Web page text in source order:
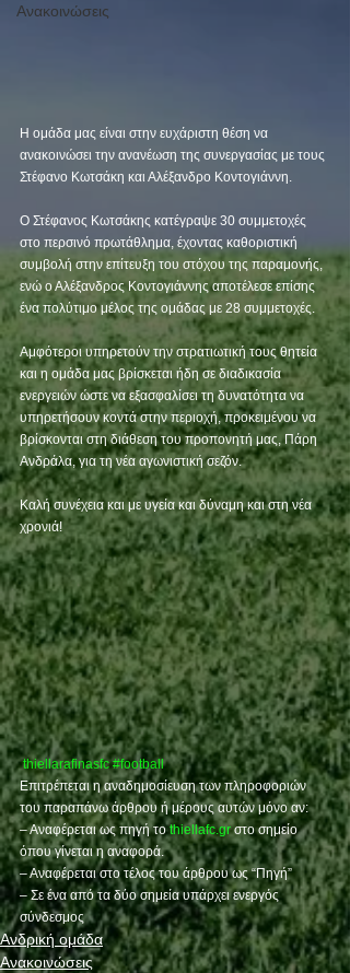
Ανακοινώσεις
Η ομάδα μας είναι στην ευχάριστη θέση να
ανακοινώσει την ανανέωση της συνεργασίας με τους
Στέφανο Κωτσάκη και Αλέξανδρο Κοντογιάννη.
Ο Στέφανος Κωτσάκης κατέγραψε 30 συμμετοχές
στο περσινό πρωτάθλημα, έχοντας καθοριστική
συμβολή στην επίτευξη του στόχου της παραμονής,
ενώ ο Αλέξανδρος Κοντογιάννης αποτέλεσε επίσης
ένα πολύτιμο μέλος της ομάδας με 28 συμμετοχές.
Αμφότεροι υπηρετούν την στρατιωτική τους θητεία
και η ομάδα μας βρίσκεται ήδη σε διαδικασία
ενεργειών ώστε να εξασφαλίσει τη δυνατότητα να
υπηρετήσουν κοντά στην περιοχή, προκειμένου να
βρίσκονται στη διάθεση του προπονητή μας, Πάρη
Ανδράλα, για τη νέα αγωνιστική σεζόν.
Καλή συνέχεια και με υγεία και δύναμη και στη νέα
χρονιά!
thiellarafinasfc #football
Επιτρέπεται η αναδημοσίευση των πληροφοριών
του παραπάνω άρθρου ή μέρους αυτών μόνο αν:
– Αναφέρεται ως πηγή το thiellafc.gr στο σημείο
όπου γίνεται η αναφορά.
– Αναφέρεται στο τέλος του άρθρου ως “Πηγή”
– Σε ένα από τα δύο σημεία υπάρχει ενεργός
σύνδεσμος
Ανδρική ομάδα
Ανακοινώσεις